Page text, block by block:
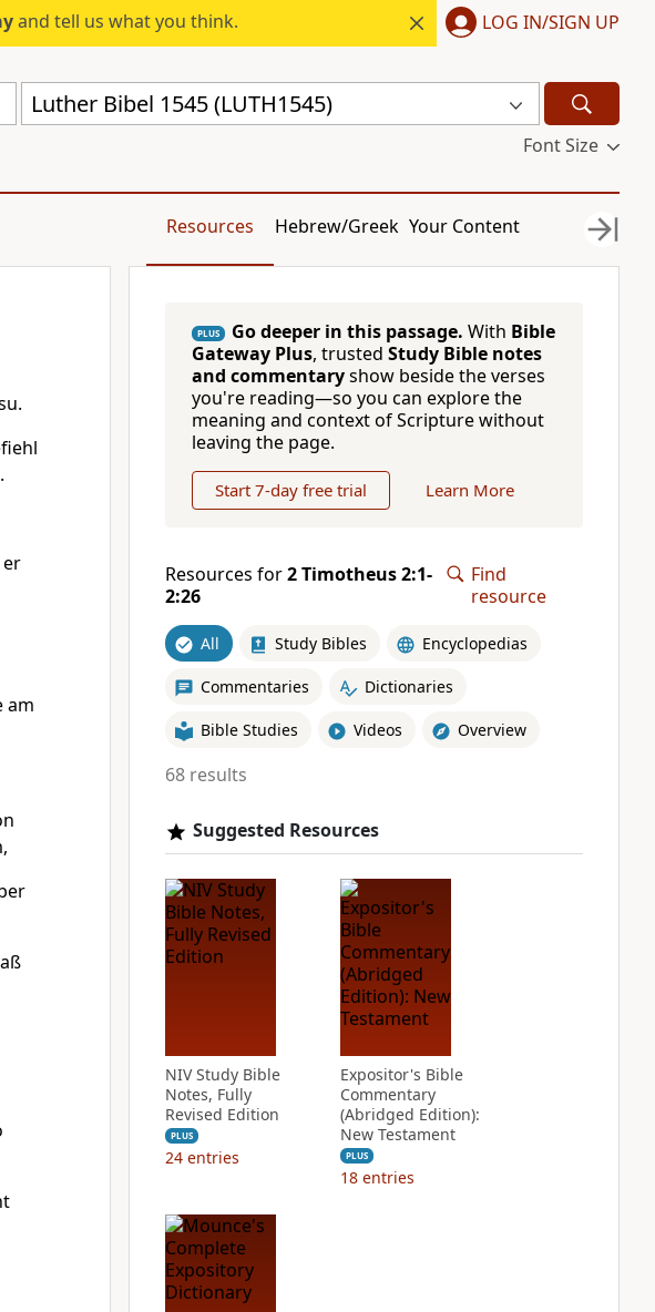
and tell us what you think. LOG IN/SIGN UP
Luther Bibel 1545 (LUTH1545)
Font Size
Resources Hebrew/Greek Your Content
er
am
PLUS Go deeper in this passage. With Bible
Gateway Plus, trusted Study Bible notes
and commentaryshow beside the verses
you're reading—so you can explore the
meaning and context of Scripture without
leaving the page.
Start 7-day free trial Learn More
Resources for2 Timotheus 2:1-
2:26
Find
resource
All Study Bibles Encyclopedias
Commentaries Dictionaries
Bible Studies Videos Overview
68 results
Suggested Resources
NIV Study Bible
Notes, Fully
Revised Edition
PLUS
24 entries
Expositor's Bible
Commentary
(Abridged Edition):
New Testament
PLUS
18 entries